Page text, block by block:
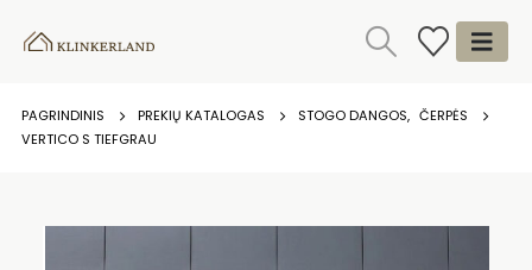
PAGRINDINIS PREKIŲ KATALOGAS STOGO DANGOS, ČERPĖS
VERTICO S TIEFGRAU